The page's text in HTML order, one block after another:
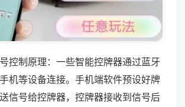
控制原理：一些智能控牌器通过蓝牙
机等设备连接。手机端软件预设好牌
信号给控牌器，控牌器接收到信号后